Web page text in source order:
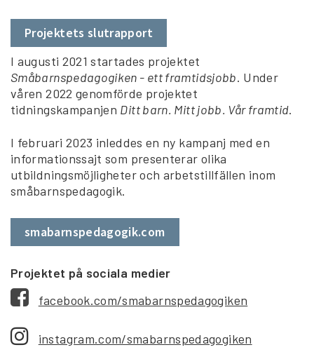
Projektets slutrapport
I augusti 2021 startades projektet
Småbarnspedagogiken - ett framtidsjobb. Under
våren 2022 genomförde projektet
tidningskampanjen Ditt barn. Mitt jobb. Vår framtid.
I februari 2023 inleddes en ny kampanj med en
informationssajt som presenterar olika
utbildningsmöjligheter och arbetstillfällen inom
småbarnspedagogik.
smabarnspedagogik.com
Projektet på sociala medier
facebook.com/smabarnspedagogiken
instagram.com/smabarnspedagogiken